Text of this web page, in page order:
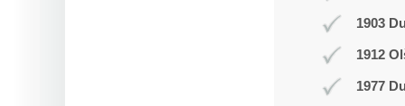
1903
1912
1977